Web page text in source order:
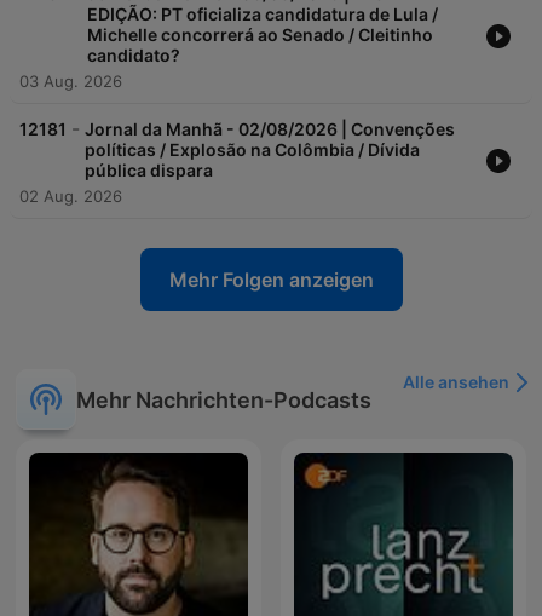
EDIÇÃO: PT oficializa candidatura de Lula /
Michelle concorrerá ao Senado / Cleitinho
candidato?
03 Aug. 2026
12181 - Jornal da Manhã - 02/08/2026 | Convenções
políticas / Explosão na Colômbia / Dívida
pública dispara
02 Aug. 2026
Mehr Folgen anzeigen
Mehr Nachrichten-Podcasts
Alle ansehen